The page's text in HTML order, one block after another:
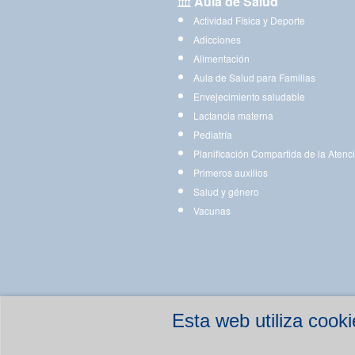
Esta web utiliza
Actividad Física y Deporte
Adicciones
Alimentación
Aula de Salud para Familias
Envejecimiento saludable
Lactancia materna
Pediatría
Planificación Compartida de la
Primeros auxilios
Salud y género
Vacunas